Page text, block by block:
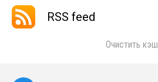
RSS feed
Очистить кэш